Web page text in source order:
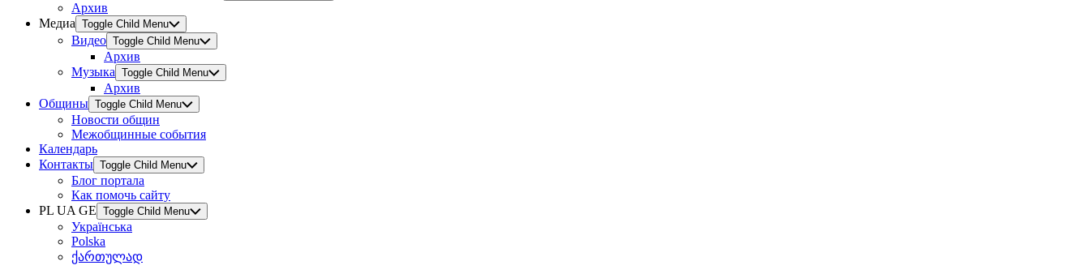
Архив
Медиа Toggle Child Menu
Видео Toggle Child Menu
Архив
Музыка Toggle Child Menu
Архив
Общины Toggle Child Menu
Новости общин
Межобщинные события
Календарь
Контакты Toggle Child Menu
Блог портала
Как помочь сайту
PL UA GE Toggle Child Menu
Українська
Polska
ქართულად